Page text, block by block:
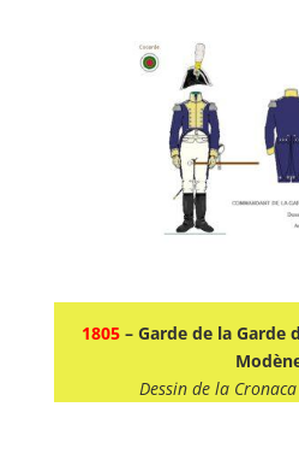
1805 – Garde de la Garde
Dessin de la